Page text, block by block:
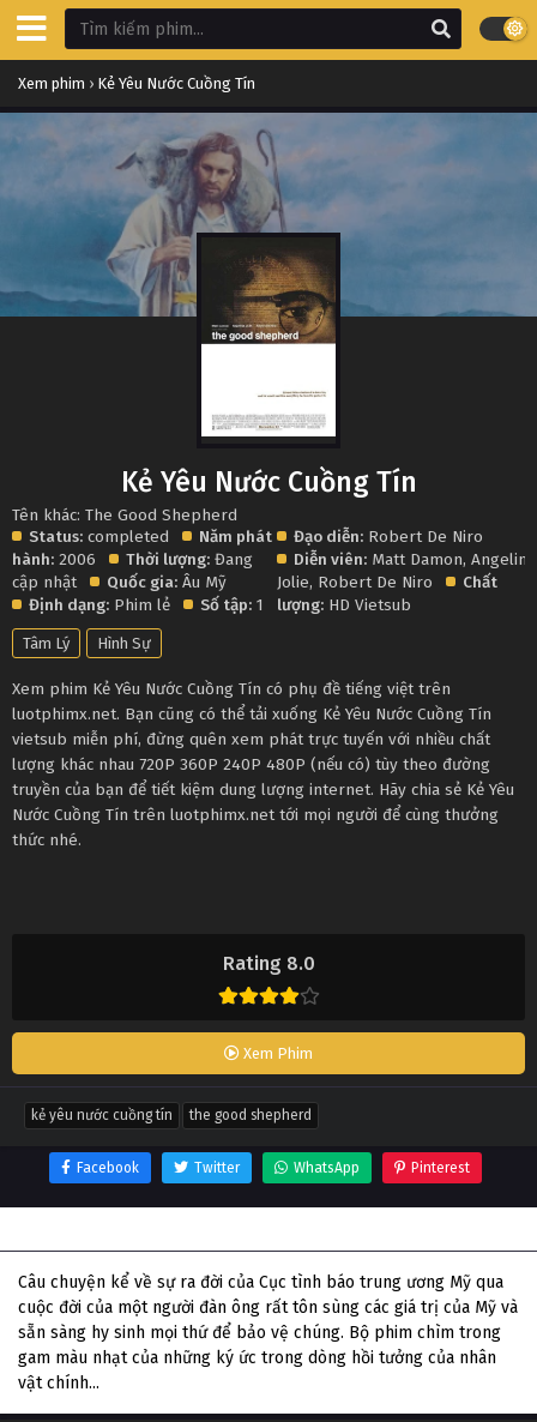
Xem phim › Kẻ Yêu Nước Cuồng Tín
Rating 8.0
Xem Phim
Kẻ Yêu Nước Cuồng Tín
Tên khác: The Good Shepherd
Status: completed
Năm phát
hành: 2006 Thời lượng: Đang
cập nhật
Quốc gia: Âu Mỹ
Định dạng: Phim lẻ Số tập: 1
Đạo diễn: Robert De Niro
Diễn viên: Matt Damon,Angelina
Jolie, Robert De Niro
Chất
lượng: HD Vietsub
Tâm Lý Hình Sự
Xem phim Kẻ Yêu Nước Cuồng Tín có phụ đề tiếng việt trên
luotphimx.net. Bạn cũng có thể tải xuống Kẻ Yêu Nước Cuồng Tín
vietsub miễn phí, đừng quên xem phát trực tuyến với nhiều chất
lượng khác nhau 720P 360P 240P 480P (nếu có) tùy theo đường
truyền của bạn để tiết kiệm dung lượng internet. Hãy chia sẻ Kẻ Yêu
Nước Cuồng Tín trên luotphimx.net tới mọi người để cùng thưởng
thức nhé.
kẻ yêu nước cuồng tín the good shepherd
Facebook Twitter WhatsApp Pinterest
Câu chuyện kể về sự ra đời của Cục tình báo trung ương Mỹ qua
cuộc đời của một người đàn ông rất tôn sùng các giá trị của Mỹ và
sẵn sàng hy sinh mọi thứ để bảo vệ chúng. Bộ phim chìm trong
gam màu nhạt của những ký ức trong dòng hồi tưởng của nhân
vật chính...